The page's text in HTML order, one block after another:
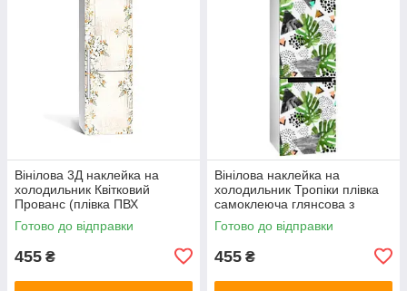
Вінілова 3Д наклейка на
холодильник Квітковий
Прованс (плівка ПВХ
фотодрук) 600х1800 мм
Абстракція Бежевий
Готово до відправки
455 ₴
Вінілова наклейка на
холодильник Тропіки плівка
самоклеюча глянсова з
ламінацією 600х1800 мм
Готово до відправки
455 ₴